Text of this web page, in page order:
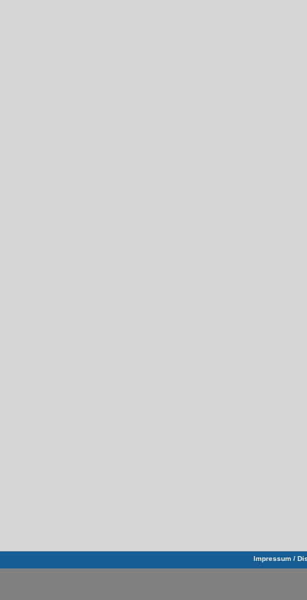
Impressum /